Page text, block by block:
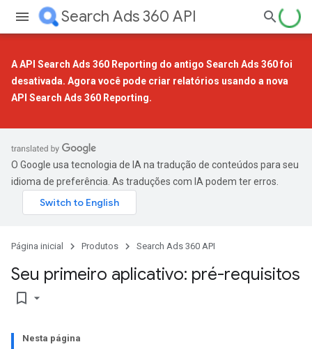
Search Ads 360 API
A API Search Ads 360 Reporting do antigo Search Ads 360 foi
desativada. Agora você pode criar relatórios usando a nova
API Search Ads 360 Reporting.
O Google usa tecnologia de IA na tradução de conteúdos para seu
idioma de preferência. As traduções com IA podem ter erros.
Página inicial Produtos Search Ads 360 API
Seu primeiro aplicativo: pré-requisitos
bookmark_border
Nesta página